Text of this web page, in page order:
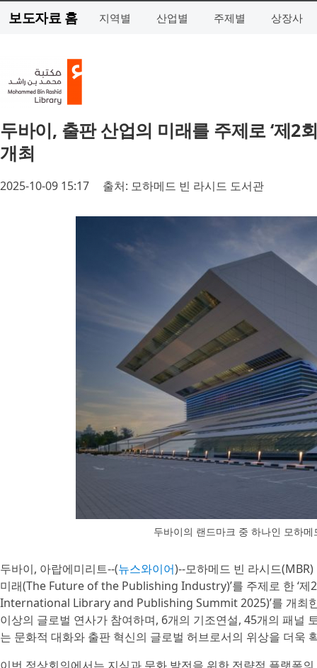
보도자료 홈 지역별 산업별 주제별 상장사
두바이, 출판 산업의 미래를 주제로 ‘제2
개최
2025-10-09 15:17 출처: 모하메드 빈 라시드 도서관
두바이의 랜드마크 중 하나인 모하
두바이, 아랍에미리트--(뉴스와이어)--모하메드 빈 라시드
미래(The Future of the Publishing Industry)’를 주제로 한 ‘
International Library and Publishing Summit 2025)’를 개최
이상의 글로벌 연사가 참여하며, 6개의 기조연설, 45개의 패널
는 문화적 대화와 출판 혁신의 글로벌 허브로서의 위상을 더욱